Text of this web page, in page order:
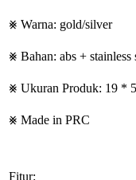
⨳ Warna: gold/silver
⨳ Bahan: abs + stainless
⨳ Ukuran Produk: 19 *
⨳ Made in PRC
Fitur: